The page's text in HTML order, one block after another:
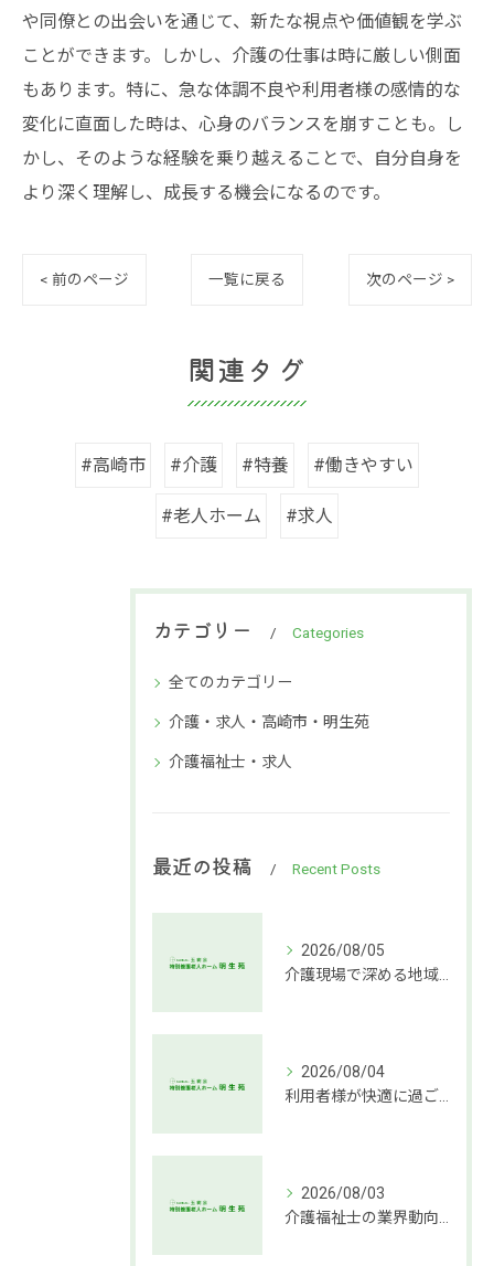
や同僚との出会いを通じて、新たな視点や価値観を学ぶ
ことができます。しかし、介護の仕事は時に厳しい側面
もあります。特に、急な体調不良や利用者様の感情的な
変化に直面した時は、心身のバランスを崩すことも。し
かし、そのような経験を乗り越えることで、自分自身を
より深く理解し、成長する機会になるのです。
< 前のページ 一覧に戻る 次のページ >
関連タグ
#高崎市 #介護 #特養 #働きやすい
#老人ホーム #求人
カテゴリー Categories
全てのカテゴリー
介護・求人・高崎市・明生苑
介護福祉士・求人
最近の投稿 Recent Posts
2026/08/05
2026/08/04
2026/08/03